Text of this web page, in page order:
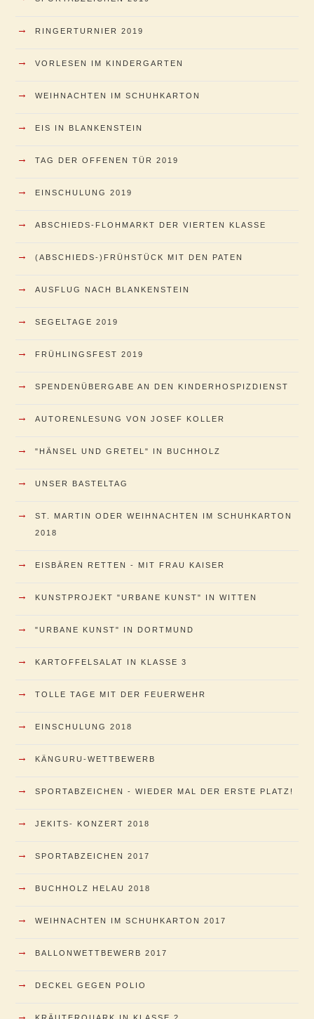
→ RINGERTURNIER 2019
→ VORLESEN IM KINDERGARTEN
→ WEIHNACHTEN IM SCHUHKARTON
→ EIS IN BLANKENSTEIN
→ TAG DER OFFENEN TÜR 2019
→ EINSCHULUNG 2019
→ ABSCHIEDS-FLOHMARKT DER VIERTEN KLASSE
→ (ABSCHIEDS-)FRÜHSTÜCK MIT DEN PATEN
→ AUSFLUG NACH BLANKENSTEIN
→ SEGELTAGE 2019
→ FRÜHLINGSFEST 2019
→ SPENDENÜBERGABE AN DEN KINDERHOSPIZDIENST
→ AUTORENLESUNG VON JOSEF KOLLER
→ "HÄNSEL UND GRETEL" IN BUCHHOLZ
→ UNSER BASTELTAG
→
ST. MARTIN ODER WEIHNACHTEN IM SCHUHKARTON
2018
→ EISBÄREN RETTEN - MIT FRAU KAISER
→ KUNSTPROJEKT "URBANE KUNST" IN WITTEN
→ "URBANE KUNST" IN DORTMUND
→ KARTOFFELSALAT IN KLASSE 3
→ TOLLE TAGE MIT DER FEUERWEHR
→ EINSCHULUNG 2018
→ KÄNGURU-WETTBEWERB
→ SPORTABZEICHEN - WIEDER MAL DER ERSTE PLATZ!
→ JEKITS- KONZERT 2018
→ SPORTABZEICHEN 2017
→ BUCHHOLZ HELAU 2018
→ WEIHNACHTEN IM SCHUHKARTON 2017
→ BALLONWETTBEWERB 2017
→ DECKEL GEGEN POLIO
→